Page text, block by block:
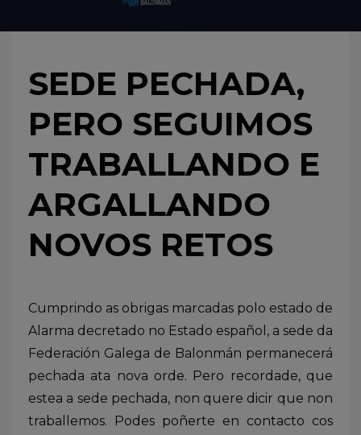
SEDE PECHADA,
PERO SEGUIMOS
TRABALLANDO E
ARGALLANDO
NOVOS RETOS
Cumprindo as obrigas marcadas polo estado de
Alarma decretado no Estado español, a sede da
Federación Galega de Balonmán permanecerá
pechada ata nova orde. Pero recordade, que
estea a sede pechada, non quere dicir que non
traballemos. Podes poñerte en contacto cos